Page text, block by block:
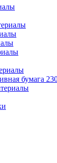
бумага